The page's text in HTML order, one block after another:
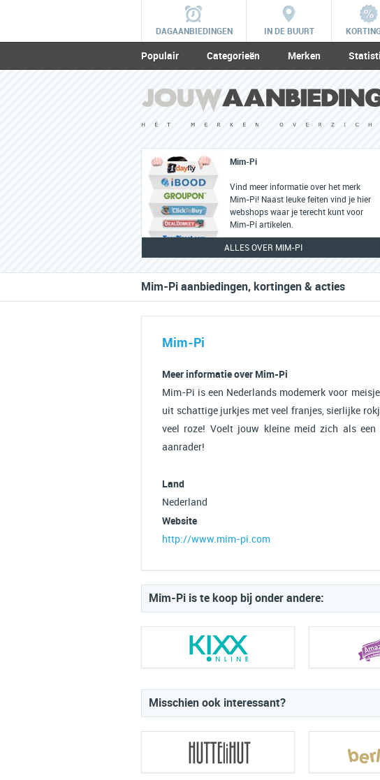
DAGAANBIEDINGEN IN DE BUURT
Populair Categorieën Merken
Mim-Pi
Vind meer informatie over het merk
Mim-Pi! Naast leuke feiten vind je hier
webshops waar je terecht kunt voor
Mim-Pi artikelen.
ALLES OVER MIM-PI
Mim-Pi aanbiedingen, kortingen & acties
Mim-Pi
Meer informatie over Mim-Pi
Mim-Pi is een Nederlands modemerk voor
uit schattige jurkjes met veel franjes, sierlijke
veel roze! Voelt jouw kleine meid zich als
aanrader!
Land
Nederland
Website
http://www.mim-pi.com
Mim-Pi is te koop bij onder andere:
Misschien ook interessant?